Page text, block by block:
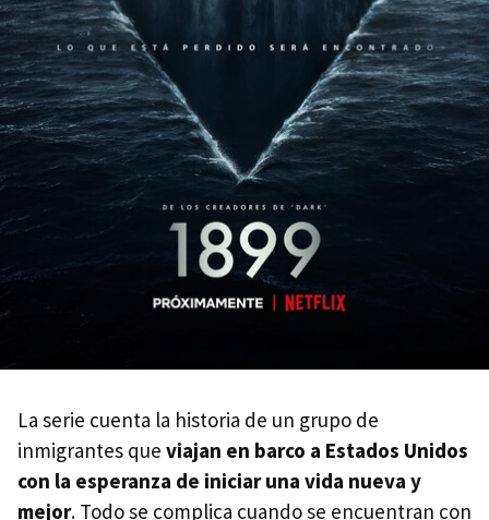
La serie cuenta la historia de un grupo de
inmigrantes que viajan en barco a Estados Unidos
con la esperanza de iniciar una vida nueva y
mejor. Todo se complica cuando se encuentran con